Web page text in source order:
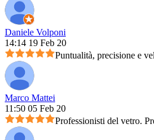
Daniele Volponi
14:14 19 Feb 20
Puntualità, precisione e
Marco Mattei
11:50 05 Feb 20
Professionisti del vetro.